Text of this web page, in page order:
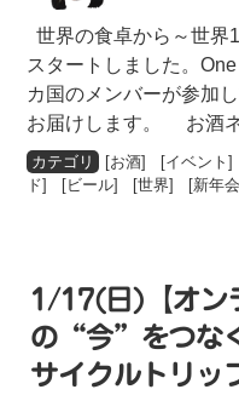
世界の食卓から～世
スタートしました。
カ国のメンバーが参加
お届けします。 お酒
[お酒] [イベント
ド] [ビール] [世界] [新年
1/17(日)【オン
の“今”をつな
サイクルトリッ